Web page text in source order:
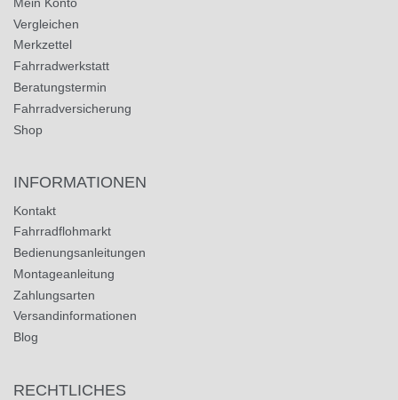
Vergleichen
Merkzettel
Fahrradwerkstatt
Beratungstermin
Fahrradversicherung
Shop
INFORMATIONEN
Kontakt
Fahrradflohmarkt
Bedienungsanleitungen
Montageanleitung
Zahlungsarten
Versandinformationen
Blog
RECHTLICHES